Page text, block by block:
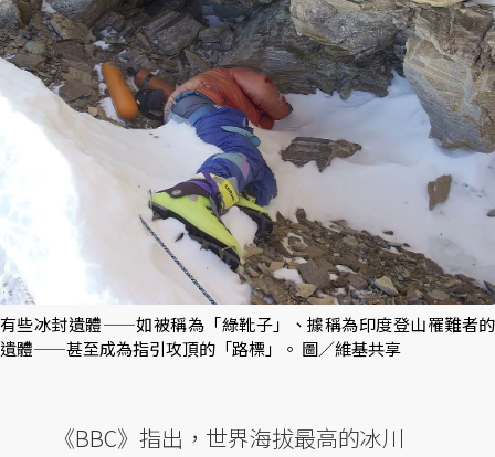
有些冰封遺體——如被稱為「綠靴子」、據稱為印度登山罹難者的
遺體——甚至成為指引攻頂的「路標」。 圖／維基共享
《BBC》指出，世界海拔最高的冰川